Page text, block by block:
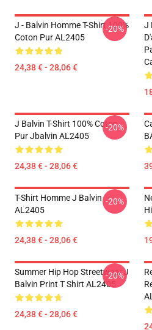
J - Balvin Homme T-Shirt 100%
Coton Pur AL2405
24,38 € - 28,06 €
-20%
J
J Balvin T-Shirt 100% Coton
Pur Jbalvin AL2405
24,38 € - 28,06 €
-20%
T-Shirt Homme J Balvin
AL2405
24,38 € - 28,06 €
-20%
Summer Hip Hop Streetwear J
Balvin Print T Shirt AL2405
24,38 € - 28,06 €
-20%